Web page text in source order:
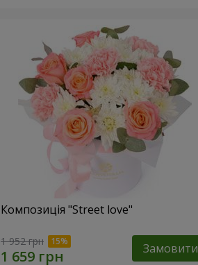
Композиція "Street love"
1 952 грн Замовити